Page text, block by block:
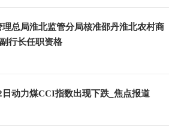
总局淮北监管分局核准邵丹淮北农村商
行长任职资格
日动力煤CCI指数出现下跌_焦点报道